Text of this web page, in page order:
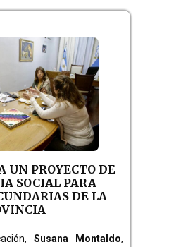
UN PROYECTO DE
SOCIAL PARA
DE LA
Susana Montaldo,